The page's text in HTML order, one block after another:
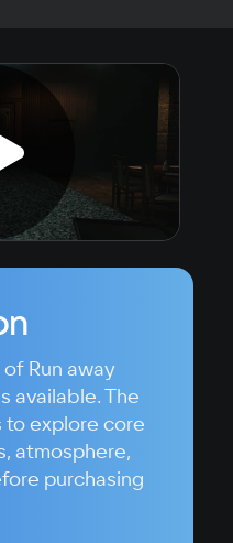
Run away
available. The
to explore core
atmosphere,
purchasing